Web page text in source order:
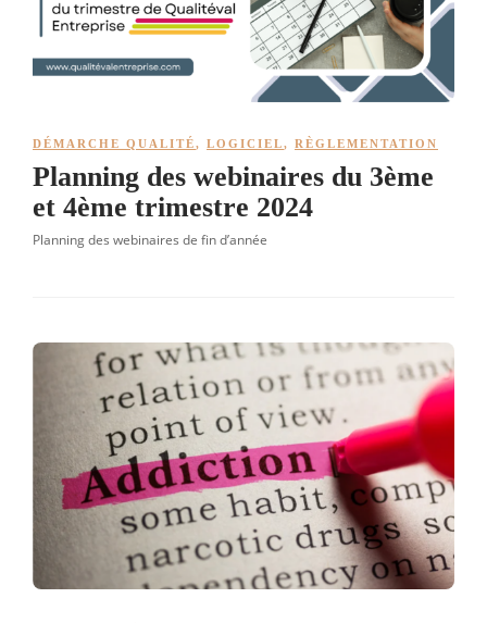
DÉMARCHE QUALITÉ, LOGICIEL, RÈGLEMENTATION
Planning des webinaires du 3ème
et 4ème trimestre 2024
Planning des webinaires de fin d’année